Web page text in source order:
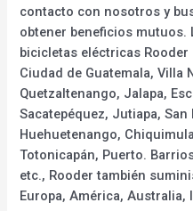
contacto con nosotros y
obtener beneficios
bicicletas eléctricas
Ciudad de Guatemala, Villa
Quetzaltenango, Jalapa,
Sacatepéquez, Jutiapa,
Huehuetenango,
Totonicapán, Puerto.
etc., Rooder también
Europa, América, Australia,